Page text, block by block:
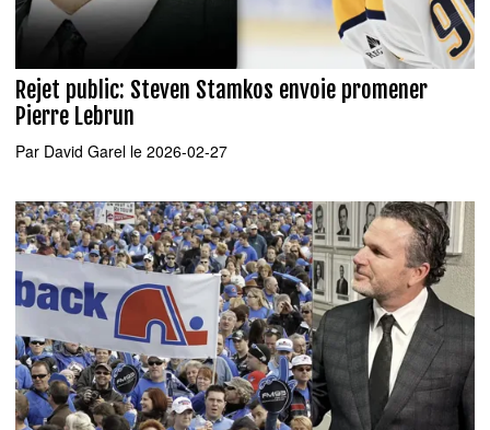
Rejet public: Steven Stamkos envoie promener
Pierre Lebrun
Par David Garel le 2026-02-27